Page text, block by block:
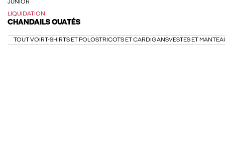
JUNIOR
LIQUIDATION
CHANDAILS OUATÉS
TOUT VOIRT-SHIRTS ET POLOSTRICOTS ET CARDIGANSVESTES ET